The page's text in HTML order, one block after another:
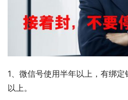
1、微信号使用半年以上，有绑
以上。